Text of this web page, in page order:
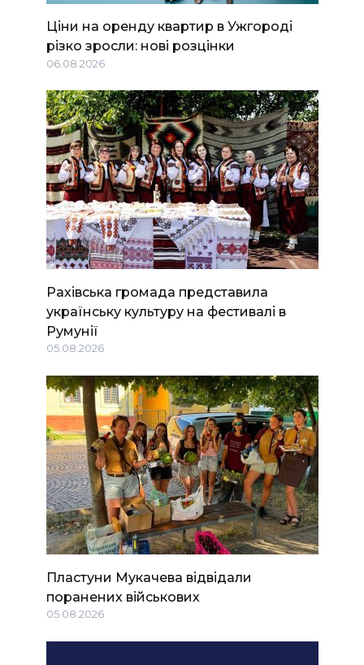
Ціни на оренду квартир в Ужгороді
різко зросли: нові розцінки
06.08.2026
Рахівська громада представила
українську культуру на фестивалі в
Румунії
05.08.2026
Пластуни Мукачева відвідали
поранених військових
05.08.2026